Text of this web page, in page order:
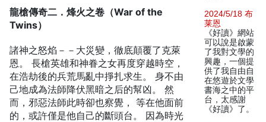
龍槍傳奇二．烽火之卷（War of the
Twins）
諸神之怒焰－－大災變，徹底顛覆了克萊
恩。 長槍英雄和神眷之女再度穿越時空，
在浩劫後的兵荒馬亂中掙扎求生。 身不由
己地成為法師降伏黑暗之后的幫凶。 然
而，邪惡法師此時卻也察覺， 等在他面前
的，或許僅是他自己的斷頭台。 因為時光
2024/5/18 布
莱恩
《好讀》網站
可以說是啟蒙
了我對文學的
興趣，一個提
供了我自由自
在悠遊於文學
書海之中的平
台，太感謝
《好讀》了。